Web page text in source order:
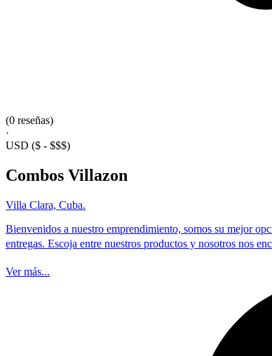
(0 reseñas)
·
USD ($ - $$$)
Combos Villazon
Villa Clara, Cuba.
Bienvenidos a nuestro emprendimiento, somos su mejor
entregas. Escoja entre nuestros productos y nosotros nos
Ver más...